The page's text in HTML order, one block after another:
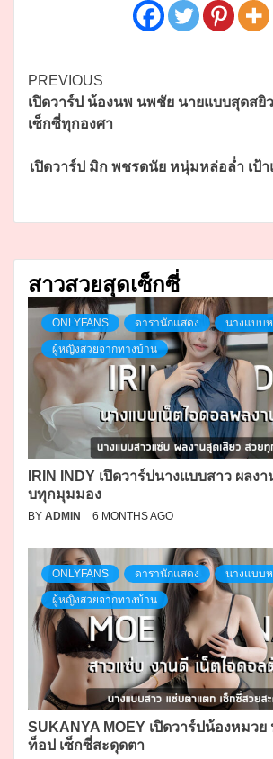
Continue
Reading
PREVIOUS
เปิดวาร์ป น้องนพ นพชัย นายแบบสุดสยิ
เซ็กซี่ทุกองศา
เปิดวาร์ป มิก พชรดนัย หนุ่มหล่อล่ำ เป้
สาวสวยสุดเซ็กซี่
ONLYFANS ดารานักแสดง นางแบบ
ผู้หญิงสวยจากทางบ้าน
IRIN INDY เปิดวาร์ปนางแบบสาว ผลง
บทุกมุมมอง
BY ADMIN 6 MONTHS AGO
ONLYFANS ดารานักแสดง นางแบบ
ผู้หญิงสวยจากทางบ้าน
SUKANYA MOEY เปิดวาร์ปน้องหมวย
ท็อป เซ็กซี่สะดุดตา